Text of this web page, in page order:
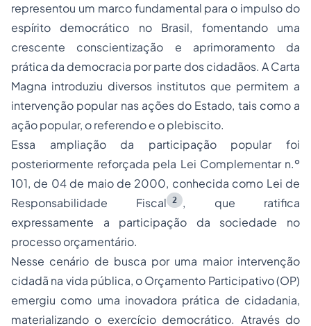
representou um marco fundamental para o impulso do
espírito democrático no Brasil, fomentando uma
crescente conscientização e aprimoramento da
prática da democracia por parte dos cidadãos. A Carta
Magna introduziu diversos institutos que permitem a
intervenção popular nas ações do Estado, tais como a
ação popular, o referendo e o plebiscito.
Essa ampliação da participação popular foi
posteriormente reforçada pela Lei Complementar n.º
101, de 04 de maio de 2000, conhecida como Lei de
Responsabilidade Fiscal 2
, que ratifica
expressamente a participação da sociedade no
processo orçamentário.
Nesse cenário de busca por uma maior intervenção
cidadã na vida pública, o Orçamento Participativo (OP)
emergiu como uma inovadora prática de cidadania,
materializando o exercício democrático. Através do